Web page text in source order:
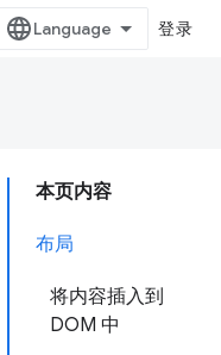
登录
本页内容
布局
将内容插入到
DOM 中